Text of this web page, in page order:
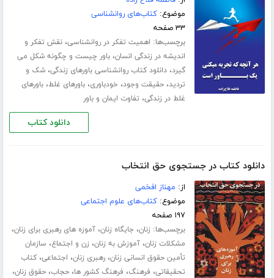
موضوع:کتاب‌های روانشناسی
۳۳ صفحه
برچسب‌ها: اهمیت تفکر در روانشناسی،نقش تفکر و
اندیشه در زندگی انسان،باور چیست و چگونه شکل می
گیرد،دانلود کتاب روانشناسی باورهای زندگی،شک و
تردید،حقیقت وجود، خودباوری،باورهای غلط،باورهای
غلط در زندگی، تفاوت ایمان و باور
دانلود کتاب
دانلود کتاب در جستجوی حق انتخاب
از: مهناز افخمی
موضوع:کتاب‌های علوم اجتماعی
۱۹۷ صفحه
برچسب‌ها: زنان، جایگاه زنان،آموزه های رهبری برای زنان،
مشکلات زنان،آموزش به زنان، زن و اجتماع، سازمان
تأمین حقوق انسانی زنان،رهبری زنان، اجتماعی،کتاب
تحقیقاتی، فرهنگ، فرهنگ کشور ها،حجاب،حقوق زنان،